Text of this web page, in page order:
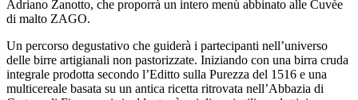
Adriano Zanotto, che proporrà un intero menù abbinato alle Cuvèe
di malto ZAGO.
Un percorso degustativo che guiderà i partecipanti nell’universo
delle birre artigianali non pastorizzate. Iniziando con una birra cruda
integrale prodotta secondo l’Editto sulla Purezza del 1516 e una
multicereale basata su un antica ricetta ritrovata nell’Abbazia di